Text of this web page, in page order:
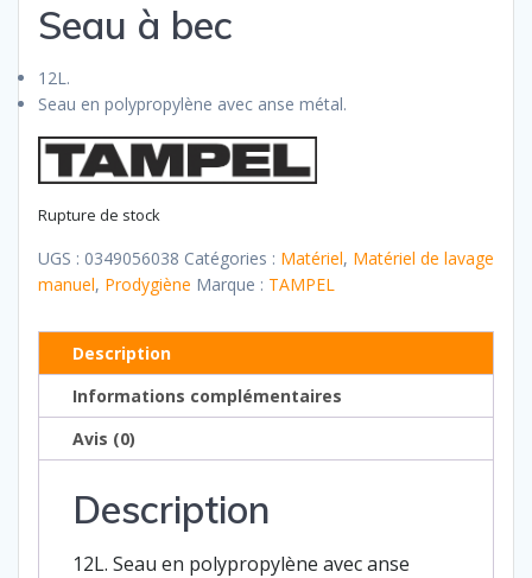
Seau à bec
12L.
Seau en polypropylène avec anse métal.
Rupture de stock
UGS : 0349056038 Catégories : Matériel, Matériel de lavage
manuel, Prodygiène Marque : TAMPEL
Description
Informations complémentaires
Avis (0)
Description
12L. Seau en polypropylène avec anse